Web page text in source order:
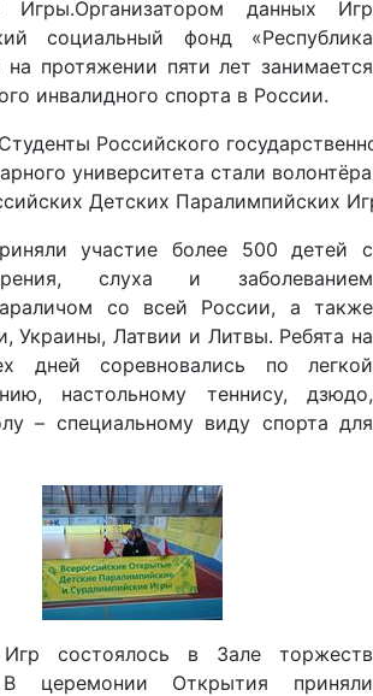
Игры.Организатором данных Игр
социальный фонд «Республика
протяжении пяти лет занимается
инвалидного спорта в России.
участие более 500 детей с
слуха и заболеванием
со всей России, а также
Украины, Латвии и Литвы. Ребята на
дней соревновались по легкой
настольному теннису, дзюдо,
– специальному виду спорта для
состоялось в Зале торжеств
В церемонии Открытия приняли